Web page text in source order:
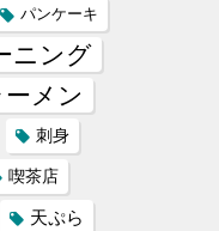
パンケーキ
ニング
ーメン
刺身
喫茶店
天ぷら